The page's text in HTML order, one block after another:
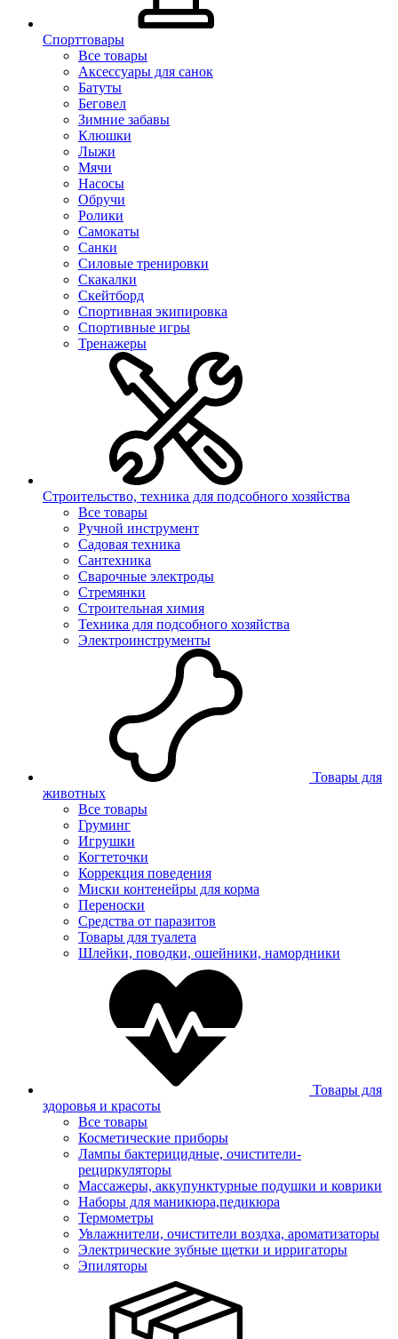
Спорттовары
Все товары
Аксессуары для санок
Батуты
Беговел
Зимние забавы
Клюшки
Лыжи
Мячи
Насосы
Обручи
Ролики
Самокаты
Санки
Силовые тренировки
Скакалки
Скейтборд
Спортивная экипировка
Спортивные игры
Тренажеры
Строительство, техника для подсобного хозяйства
Все товары
Ручной инструмент
Садовая техника
Сантехника
Сварочные электроды
Стремянки
Строительная химия
Техника для подсобного хозяйства
Электроинструменты
Товары для
животных
Все товары
Груминг
Игрушки
Когтеточки
Коррекция поведения
Миски контенейры для корма
Переноски
Средства от паразитов
Товары для туалета
Шлейки, поводки, ошейники, намордники
Товары для
здоровья и красоты
Все товары
Косметические приборы
Лампы бактерицидные, очистители-
рециркуляторы
Массажеры, аккупунктурные подушки и коврики
Наборы для маникюра,педикюра
Термометры
Увлажнители, очистители воздха, ароматизаторы
Электрические зубные щетки и ирригаторы
Эпиляторы